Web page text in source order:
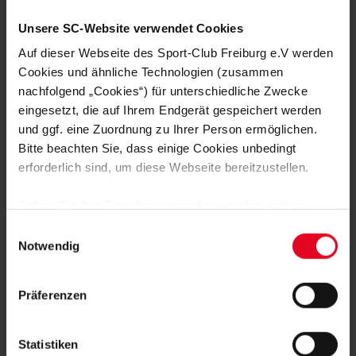
Unsere SC-Website verwendet Cookies
Auf dieser Webseite des Sport-Club Freiburg e.V werden
Cookies und ähnliche Technologien (zusammen
nachfolgend „Cookies“) für unterschiedliche Zwecke
eingesetzt, die auf Ihrem Endgerät gespeichert werden
und ggf. eine Zuordnung zu Ihrer Person ermöglichen.
Bitte beachten Sie, dass einige Cookies unbedingt
erforderlich sind, um diese Webseite bereitzustellen.
Daten von Ihnen (z.B. persönlichen Identifikatoren oder
IP-Adressen) verarbeitet werden. Durch Klicken auf den
Speicherung aller aufgeführten Cookies und der
Daten für die unten jeweils angegebene Zwecke gem. §
Notwendig
Präferenzen
Statistiken
unter der Woche wegen einer Erkältung phasenweise. Amir
Abrashi, der gegen Paderborn mit Sprunggelenksproblemen
ausgewechselt worden war, stellt dagegen wieder eine
Alternative dar.
Sina Ojo
Foto: Bernd Thissen
SAMSTAGSTESTS GEGEN RACING